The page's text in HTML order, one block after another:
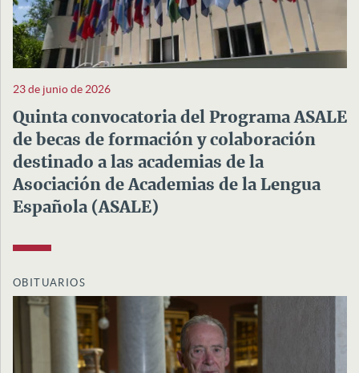
23 de junio de 2026
Quinta convocatoria del Programa ASALE
de becas de formación y colaboración
destinado a las academias de la
Asociación de Academias de la Lengua
Española (ASALE)
OBITUARIOS